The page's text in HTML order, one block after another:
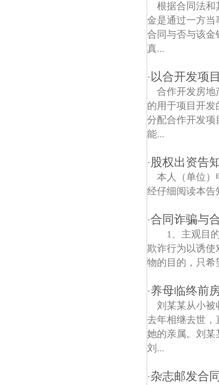
根据合同法和
金是通过一方当
合同与否与该金
真...
· 以合开发项
合作开发房地
的用于项目开
分配合作开发项
能...
·股权出资告
本人（单位
经仔细阅读本告
·合同诈骗与
1、主观目
欺诈行为以诱使
物的目的，只希
·养母临终前
刘某某从小被
去年相继去世，
她的亲属。刘某
刘...
·杂志邮发合